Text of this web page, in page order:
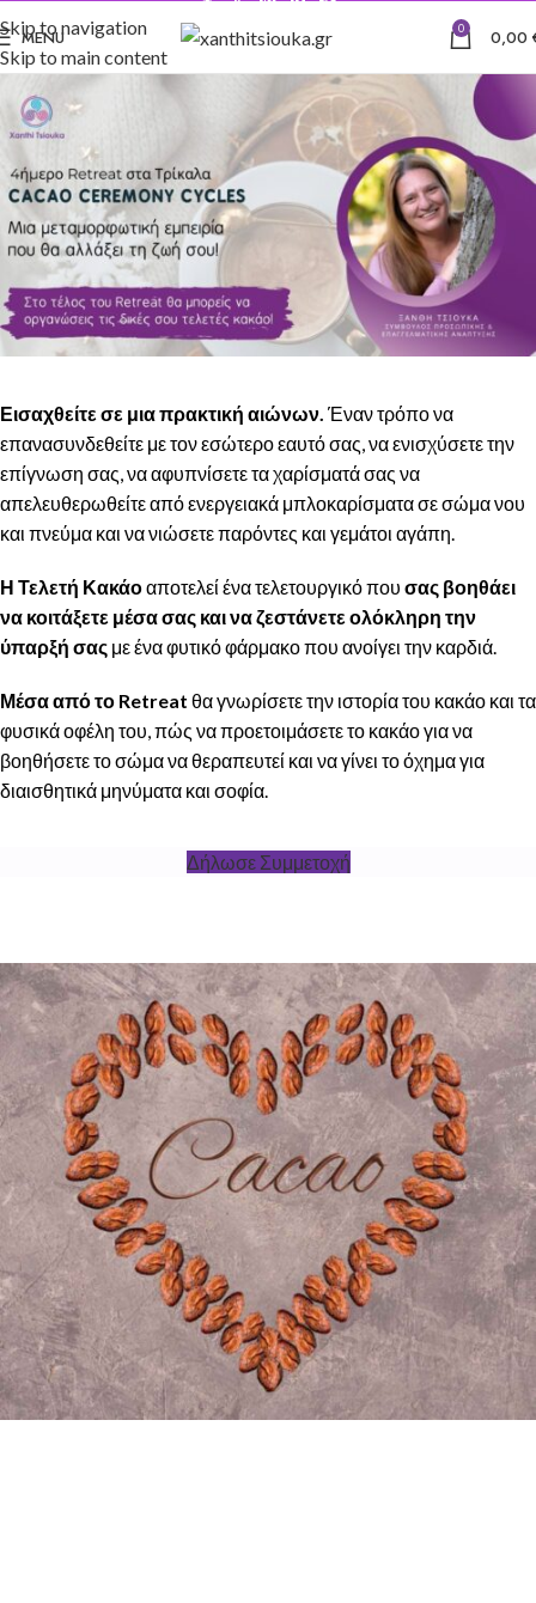
Skip to navigation
Skip to main content
MENU 0 0,00
Εισαχθείτε σε μια πρακτική αιώνων. Έναν τρόπο να
επανασυνδεθείτε με τον εσώτερο εαυτό σας, να ενισχύσετε την
επίγνωση σας, να αφυπνίσετε τα χαρίσματά σας να
απελευθερωθείτε από ενεργειακά μπλοκαρίσματα σε σώμα νου
και πνεύμα και να νιώσετε παρόντες και γεμάτοι αγάπη.
Η Τελετή Κακάοαποτελεί ένα τελετουργικό που σας βοηθάει
να κοιτάξετε μέσα σας και να ζεστάνετε ολόκληρη την
ύπαρξή σας με ένα φυτικό φάρμακο που ανοίγει την καρδιά.
Μέσα από το Retreat θα γνωρίσετε την ιστορία του κακάο και τα
φυσικά οφέλη του, πώς να προετοιμάσετε το κακάο για να
βοηθήσετε το σώμα να θεραπευτεί και να γίνει το όχημα για
διαισθητικά μηνύματα και σοφία.
Δήλωσε Συμμετοχή